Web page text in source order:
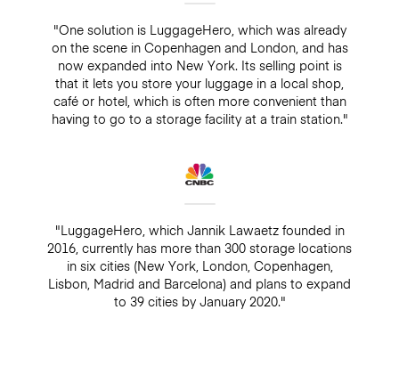
"One solution is LuggageHero, which was already
on the scene in Copenhagen and London, and has
now expanded into New York. Its selling point is
that it lets you store your luggage in a local shop,
café or hotel, which is often more convenient than
having to go to a storage facility at a train station."
"LuggageHero, which Jannik Lawaetz founded in
2016, currently has more than 300 storage locations
in six cities (New York, London, Copenhagen,
Lisbon, Madrid and Barcelona) and plans to expand
to 39 cities by January 2020."